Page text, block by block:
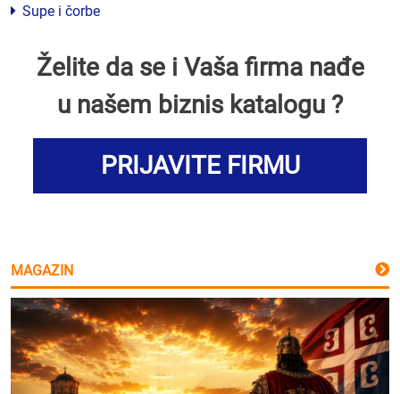
Supe i čorbe
Želite da se i Vaša firma nađe
u našem biznis katalogu ?
PRIJAVITE FIRMU
MAGAZIN